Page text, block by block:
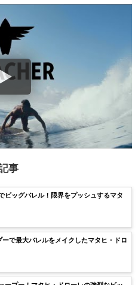
事
ビッグバレル！限界をプッシュするマタ
ーで最大バレルをメイクしたマタヒ・ドロ